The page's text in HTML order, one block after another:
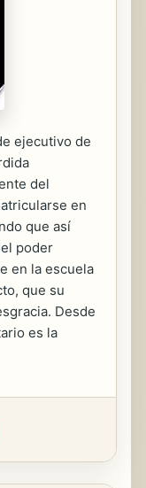
ejecutivo de
del
en
que así
poder
en la escuela
que su
Desde
es la